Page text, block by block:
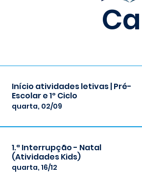
Início atividades letivas | Pré-
Escolar e 1º Ciclo
quarta, 02/09
1.ª Interrupção - Natal
(Atividades Kids)
quarta, 16/12